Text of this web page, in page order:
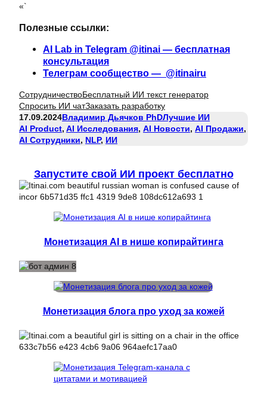
«`
Полезные ссылки:
AI Lab in Telegram @itinai — бесплатная
консультация
Телеграм сообщество — @itinairu
СотрудничествоБесплатный ИИ текст генератор
Спросить ИИ чатЗаказать разработку
17.09.2024Владимир Дьячков PhDЛучшие ИИ
AI Product, AI Исследования, AI Новости, AI Продажи
AI Сотрудники, NLP, ИИ
Запустите свой ИИ проект бесплатно
Монетизация AI в нише копирайтинга
Монетизация блога про уход за кожей